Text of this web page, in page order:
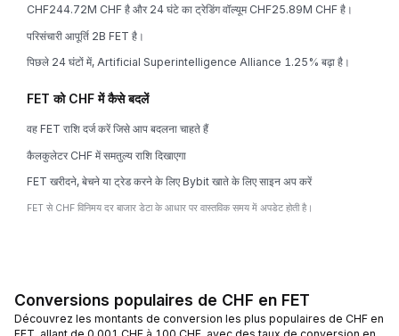
CHF244.72M CHF है और 24 घंटे का ट्रेडिंग वॉल्यूम CHF25.89M CHF है।
परिसंचारी आपूर्ति 2B FET है।
पिछले 24 घंटों में, Artificial Superintelligence Alliance 1.25% बढ़ा है।
FET को CHF में कैसे बदलें
वह FET राशि दर्ज करें जिसे आप बदलना चाहते हैं
कैलकुलेटर CHF में समतुल्य राशि दिखाएगा
FET खरीदने, बेचने या ट्रेड करने के लिए Bybit खाते के लिए साइन अप करें
FET से CHF विनिमय दर बाजार डेटा के आधार पर वास्तविक समय में अपडेट होती है।
Conversions populaires de CHF en FET
Découvrez les montants de conversion les plus populaires de CHF en